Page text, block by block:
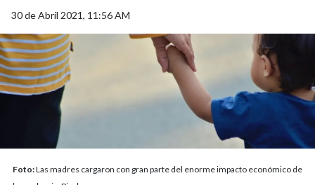
30 de Abril 2021, 11:56 AM
Foto:Las madres cargaron con gran parte del enorme impacto económico de